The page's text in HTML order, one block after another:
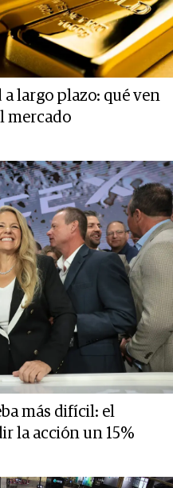
largo plazo: qué ven
mercado
más difícil: el
la acción un 15%